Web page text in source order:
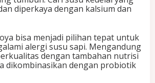
diperkaya dengan kalsium dan
bisa menjadi pilihan tepat untuk
alergi susu sapi. Mengandung
dengan tambahan nutrisi
dikombinasikan dengan probiotik